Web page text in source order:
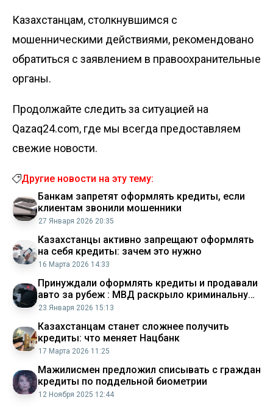
Казахстанцам, столкнувшимся с
мошенническими действиями, рекомендовано
обратиться с заявлением в правоохранительные
органы.
Продолжайте следить за ситуацией на
Qazaq24.com, где мы всегда предоставляем
свежие новости.
Другие новости на эту тему:
Банкам запретят оформлять кредиты, если
клиентам звонили мошенники
27 Января 2026 20:35
Казахстанцы активно запрещают оформлять
на себя кредиты: зачем это нужно
16 Марта 2026 14:33
Принуждали оформлять кредиты и продавали
авто за рубеж : МВД раскрыло криминальную
схему
23 Января 2026 15:13
Казахстанцам станет сложнее получить
кредиты: что меняет Нацбанк
17 Марта 2026 11:25
Мажилисмен предложил списывать с граждан
кредиты по поддельной биометрии
12 Ноября 2025 12:44